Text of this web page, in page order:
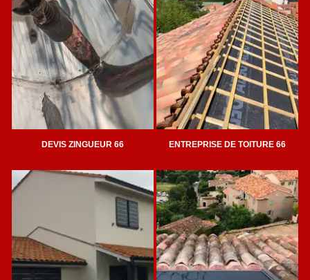
DEVIS ZINGUEUR 66 ENTREPRISE DE TOITURE 66